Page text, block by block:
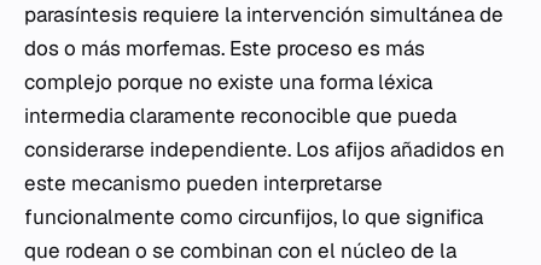
parasíntesis requiere la intervención simultánea de
dos o más morfemas. Este proceso es más
complejo porque no existe una forma léxica
intermedia claramente reconocible que pueda
considerarse independiente. Los afijos añadidos en
este mecanismo pueden interpretarse
funcionalmente como circunfijos, lo que significa
que rodean o se combinan con el núcleo de la